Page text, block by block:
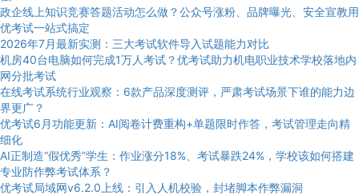
政企线上知识竞赛答题活动怎么做？公众号涨粉、品牌曝光、安全宣教用
优考试一站式搞定
2026年7月最新实测：三大考试软件导入试题能力对比
机房40台电脑如何完成1万人考试？优考试助力机电职业技术学校落地内
网分批考试
在线考试系统行业观察：6款产品深度测评，严肃考试场景下谁的能力边
界更广？
优考试6月功能更新：AI阅卷计费重构+单题限时作答，考试管理走向精
细化
AI正制造“假优秀”学生：作业涨分18%、考试暴跌24%，学校该如何搭建
专业防作弊考试体系？
优考试局域网v6.2.0上线：引入人机校验，封堵脚本作弊漏洞